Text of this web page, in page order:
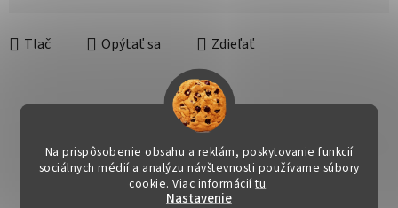
Na prispôsobenie obsahu a reklám, poskytovanie funkcií
sociálnych médií a analýzu návštevnosti používame súbory
cookie. Viac informáciítu.
Nastavenie
Tlač Opýtať sa Zdieľať